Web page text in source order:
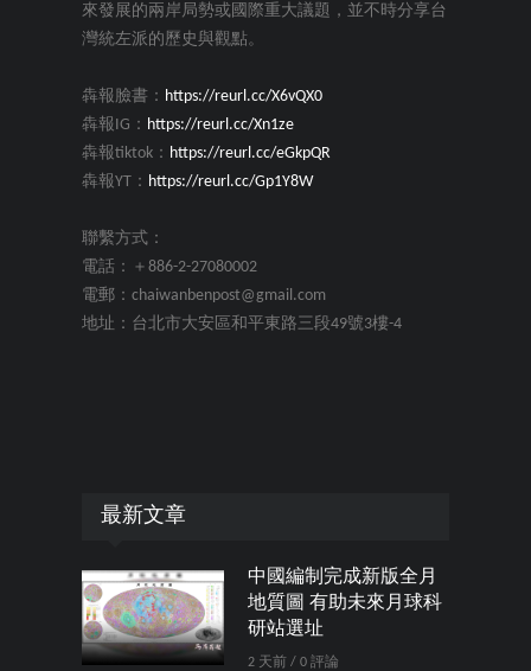
來發展的兩岸局勢或國際重大議題，並不時分享台
灣統左派的歷史與觀點。
犇報臉書： https://reurl.cc/X6vQX0
犇報IG： https://reurl.cc/Xn1ze
犇報tiktok： https://reurl.cc/eGkpQR
犇報YT： https://reurl.cc/Gp1Y8W
聯繫方式：
電話：＋886-2-27080002
電郵：chaiwanbenpost@gmail.com
地址：台北市大安區和平東路三段49號3樓-4
最新文章
中國編制完成新版全月
地質圖 有助未來月球科
研站選址
2 天前 / 0 評論